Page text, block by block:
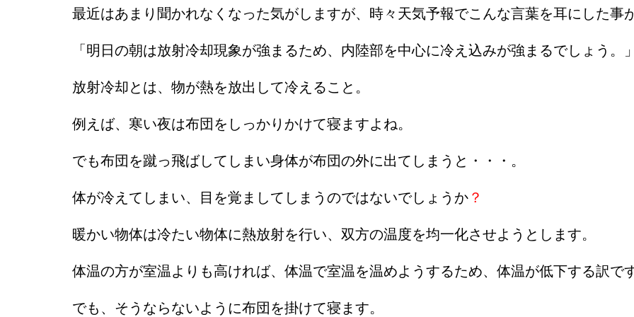
最近はあまり聞かれなくなった気がしますが、時々天気予報でこんな言葉を耳にした事
「明日の朝は放射冷却現象が強まるため、内陸部を中心に冷え込みが強まるでしょう。」
放射冷却とは、物が熱を放出して冷えること。
例えば、寒い夜は布団をしっかりかけて寝ますよね。
でも布団を蹴っ飛ばしてしまい身体が布団の外に出てしまうと・・・。
体が冷えてしまい、目を覚ましてしまうのではないでしょうか ？
暖かい物体は冷たい物体に熱放射を行い、双方の温度を均一化させようとします。
体温の方が室温よりも高ければ、体温で室温を温めようするため、体温が低下する訳です
でも、そうならないように布団を掛けて寝ます。